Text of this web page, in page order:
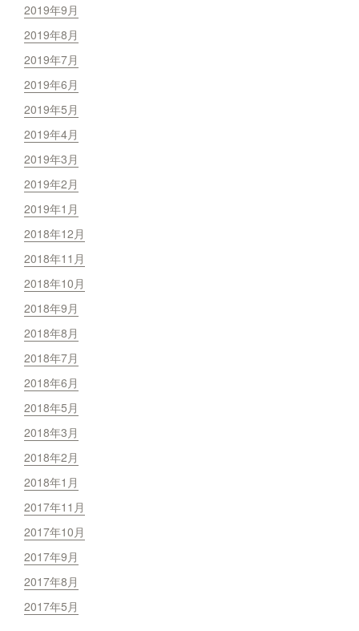
2019年9月
2019年8月
2019年7月
2019年6月
2019年5月
2019年4月
2019年3月
2019年2月
2019年1月
2018年12月
2018年11月
2018年10月
2018年9月
2018年8月
2018年7月
2018年6月
2018年5月
2018年3月
2018年2月
2018年1月
2017年11月
2017年10月
2017年9月
2017年8月
2017年5月